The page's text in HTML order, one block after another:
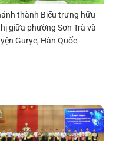
thành Biểu trưng hữu
giữa phường Sơn Trà và
Gurye, Hàn Quốc